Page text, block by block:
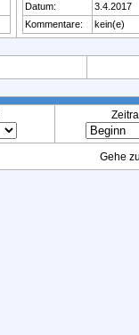
Datum:
3.4.2017
Kommentare:
kein(e)
Gehe